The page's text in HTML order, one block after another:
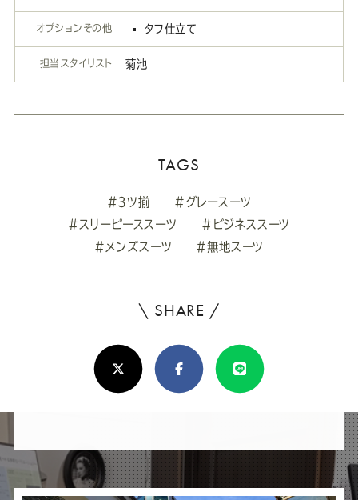
オプションその他 タフ仕立て
担当スタイリスト 菊池
TAGS
#3ツ揃
#グレースーツ
#スリーピーススーツ
#ビジネススーツ
#メンズスーツ
#無地スーツ
\ SHARE /
ろ
し
け
シ
X(Twitter)FacebookLine